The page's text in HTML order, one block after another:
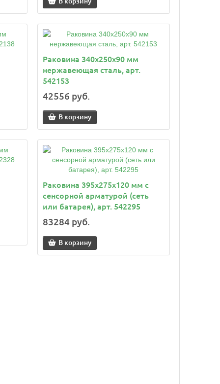
Раковина 340x250x90 мм
нержавеющая сталь, арт.
542153
42556 руб.
В корзину
Раковина 395x275x120 мм с
сенсорной арматурой (сеть
или батарея), арт. 542295
83284 руб.
В корзину